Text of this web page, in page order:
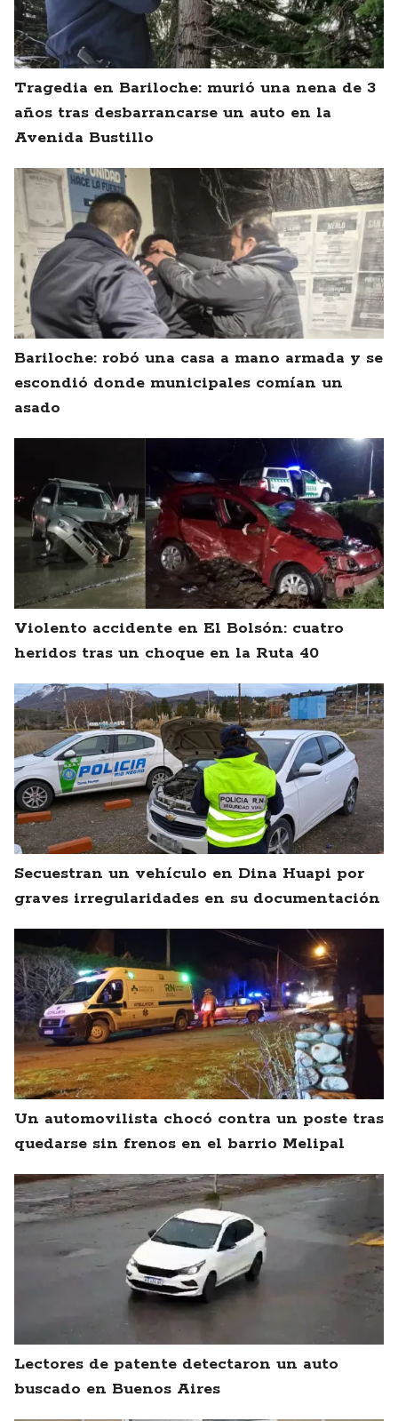
Tragedia en Bariloche: murió una nena de 3
años tras desbarrancarse un auto en la
Avenida Bustillo
Bariloche: robó una casa a mano armada y se
escondió donde municipales comían un
asado
Violento accidente en El Bolsón: cuatro
heridos tras un choque en la Ruta 40
Secuestran un vehículo en Dina Huapi por
graves irregularidades en su documentación
Un automovilista chocó contra un poste tras
quedarse sin frenos en el barrio Melipal
Lectores de patente detectaron un auto
buscado en Buenos Aires